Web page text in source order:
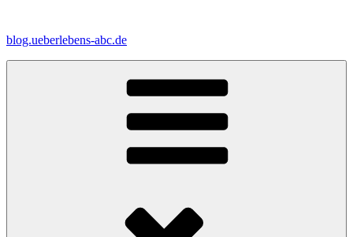
springen
blog.ueberlebens-abc.de